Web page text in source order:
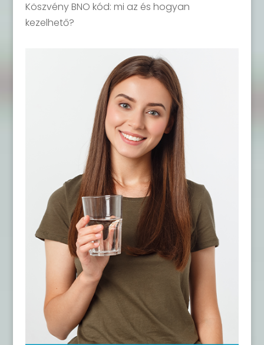
Köszvény BNO kód: mi az és hogyan
kezelhető?